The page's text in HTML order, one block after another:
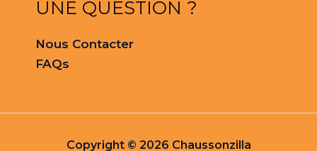
UNE QUESTION ?
Nous Contacter
FAQs
Copyright © 2026 Chaussonzilla